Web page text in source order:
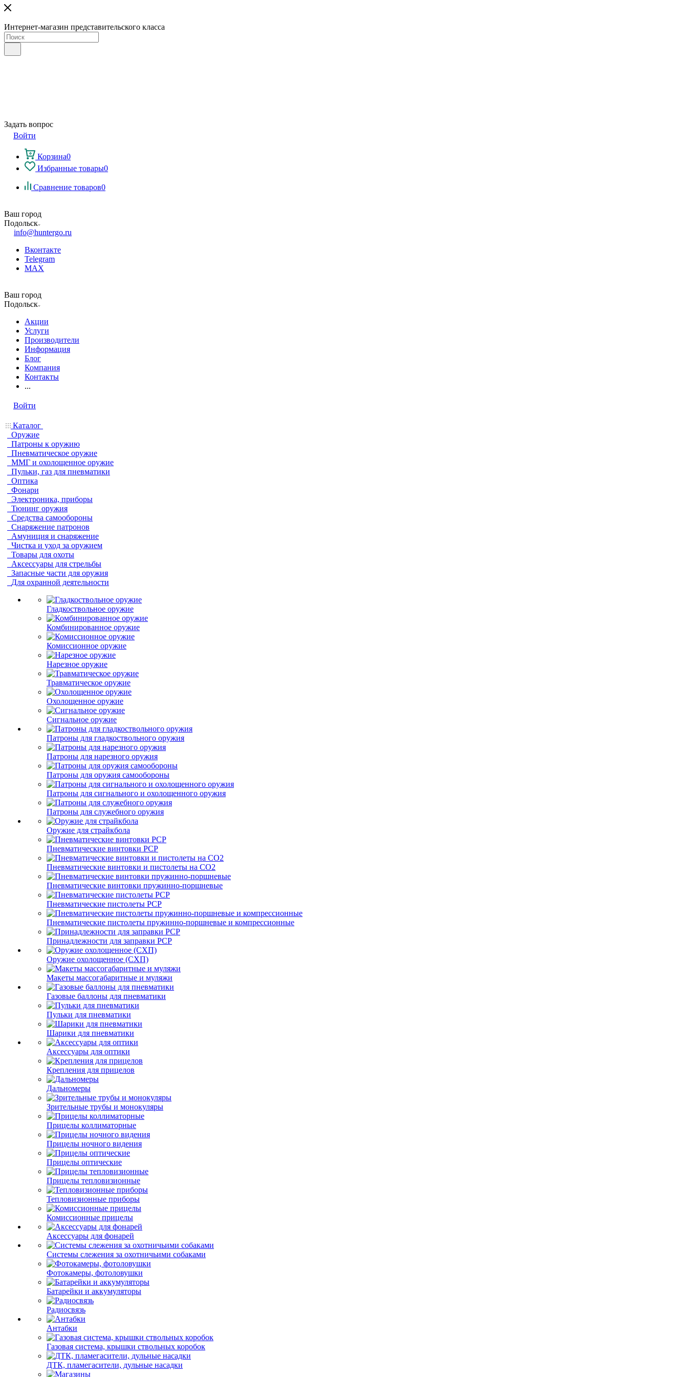
Интернет-магазин представительского класса
Задать вопрос
Войти
Корзина0
Избранные товары0
Сравнение товаров0
Ваш город
Подольск
info@huntergo.ru
Вконтакте
Telegram
MAX
Ваш город
Подольск
Акции
Услуги
Производители
Информация
Блог
Компания
Контакты
...
Войти
Каталог
Оружие
Патроны к оружию
Пневматическое оружие
ММГ и охолощенное оружие
Пульки, газ для пневматики
Оптика
Фонари
Электроника, приборы
Тюнинг оружия
Средства самообороны
Снаряжение патронов
Амуниция и снаряжение
Чистка и уход за оружием
Товары для охоты
Аксессуары для стрельбы
Запасные части для оружия
Для охранной деятельности
Гладкоствольное оружие
Комбинированное оружие
Комиссионное оружие
Нарезное оружие
Травматическое оружие
Охолощенное оружие
Сигнальное оружие
Патроны для гладкоствольного оружия
Патроны для нарезного оружия
Патроны для оружия самообороны
Патроны для сигнального и охолощенного оружия
Патроны для служебного оружия
Оружие для страйкбола
Пневматические винтовки PCP
Пневматические винтовки и пистолеты на CO2
Пневматические винтовки пружинно-поршневые
Пневматические пистолеты PCP
Пневматические пистолеты пружинно-поршневые и компрессионные
Принадлежности для заправки PCP
Оружие охолощенное (СХП)
Макеты массогабаритные и муляжи
Газовые баллоны для пневматики
Пульки для пневматики
Шарики для пневматики
Аксессуары для оптики
Крепления для прицелов
Дальномеры
Зрительные трубы и монокуляры
Прицелы коллиматорные
Прицелы ночного видения
Прицелы оптические
Прицелы тепловизионные
Тепловизионные приборы
Комиссионные прицелы
Аксессуары для фонарей
Системы слежения за охотничьими собаками
Фотокамеры, фотоловушки
Батарейки и аккумуляторы
Радиосвязь
Антабки
Газовая система, крышки ствольных коробок
ДТК, пламегасители, дульные насадки